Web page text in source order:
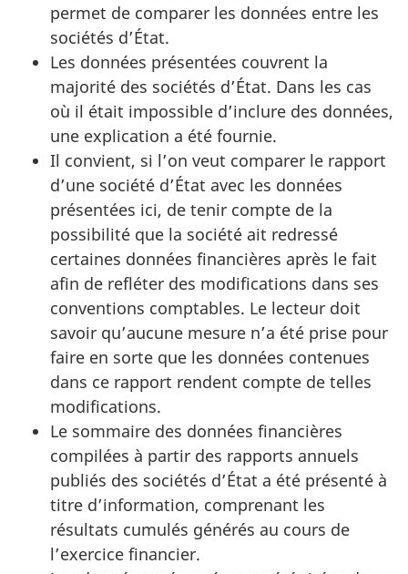
permet de comparer les données entre les
sociétés d’État.
Les données présentées couvrent la
majorité des sociétés d’État. Dans les cas
où il était impossible d’inclure des données,
une explication a été fournie.
Il convient, si l’on veut comparer le rapport
d’une société d’État avec les données
présentées ici, de tenir compte de la
possibilité que la société ait redressé
certaines données financières après le fait
afin de refléter des modifications dans ses
conventions comptables. Le lecteur doit
savoir qu’aucune mesure n’a été prise pour
faire en sorte que les données contenues
dans ce rapport rendent compte de telles
modifications.
Le sommaire des données financières
compilées à partir des rapports annuels
publiés des sociétés d’État a été présenté à
titre d’information, comprenant les
résultats cumulés générés au cours de
l’exercice financier.